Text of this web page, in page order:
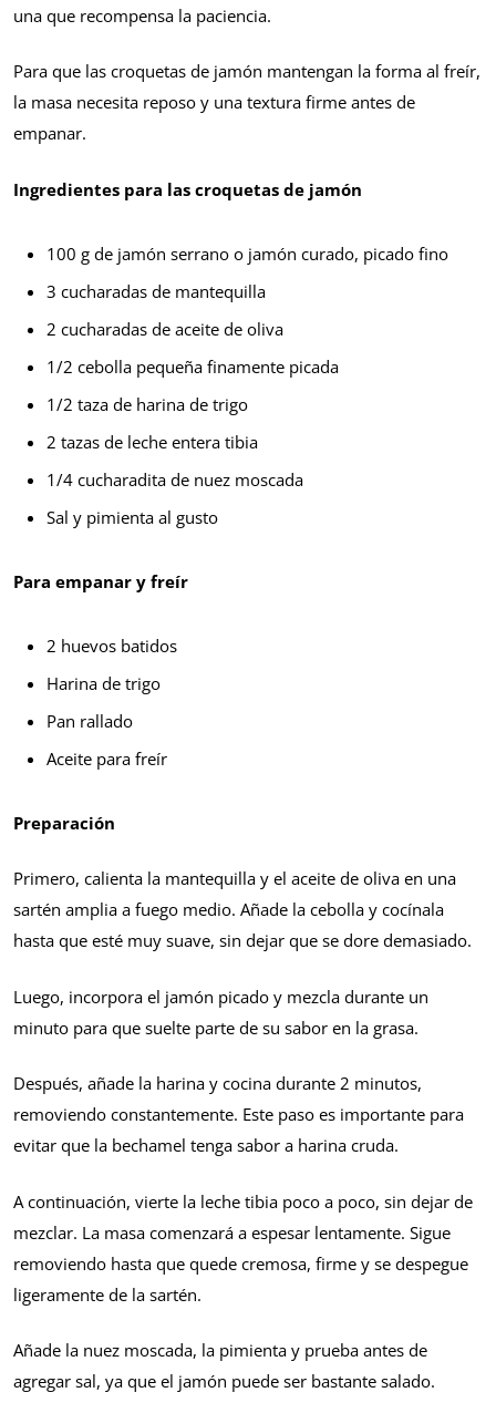
una que recompensa la paciencia.
Para que las croquetas de jamón mantengan la forma al freír,
la masa necesita reposo y una textura firme antes de
empanar.
Ingredientes para las croquetas de jamón
100 g de jamón serrano o jamón curado, picado fino
3 cucharadas de mantequilla
2 cucharadas de aceite de oliva
1/2 cebolla pequeña finamente picada
1/2 taza de harina de trigo
2 tazas de leche entera tibia
1/4 cucharadita de nuez moscada
Sal y pimienta al gusto
Para empanar y freír
2 huevos batidos
Harina de trigo
Pan rallado
Aceite para freír
Preparación
Primero, calienta la mantequilla y el aceite de oliva en una
sartén amplia a fuego medio. Añade la cebolla y cocínala
hasta que esté muy suave, sin dejar que se dore demasiado.
Luego, incorpora el jamón picado y mezcla durante un
minuto para que suelte parte de su sabor en la grasa.
Después, añade la harina y cocina durante 2 minutos,
removiendo constantemente. Este paso es importante para
evitar que la bechamel tenga sabor a harina cruda.
A continuación, vierte la leche tibia poco a poco, sin dejar de
mezclar. La masa comenzará a espesar lentamente. Sigue
removiendo hasta que quede cremosa, firme y se despegue
ligeramente de la sartén.
Añade la nuez moscada, la pimienta y prueba antes de
agregar sal, ya que el jamón puede ser bastante salado.